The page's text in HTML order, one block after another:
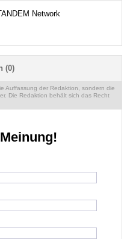
Network
(0)
Auffassung der Redaktion, sondern die
Die Redaktion behält sich das Recht